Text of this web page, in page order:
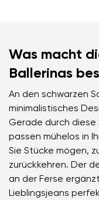
Was macht
Ballerinas
An den schwarzen
minimalistisches
Gerade durch diese
passen mühelos in
Sie Stücke mögen,
zurückkehren. Der
an der Ferse
Lieblingsjeans